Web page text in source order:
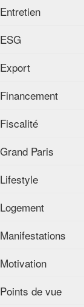
Entretien
ESG
Export
Financement
Fiscalité
Grand Paris
Lifestyle
Logement
Manifestations
Motivation
Points de vue